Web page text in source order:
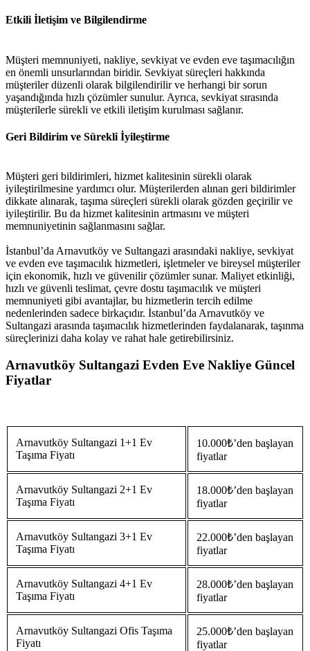
Etkili İletişim ve Bilgilendirme
Müşteri memnuniyeti, nakliye, sevkiyat ve evden eve taşımacılığın
en önemli unsurlarından biridir. Sevkiyat süreçleri hakkında
müşteriler düzenli olarak bilgilendirilir ve herhangi bir sorun
yaşandığında hızlı çözümler sunulur. Ayrıca, sevkiyat sırasında
müşterilerle sürekli ve etkili iletişim kurulması sağlanır.
Geri Bildirim ve Sürekli İyileştirme
Müşteri geri bildirimleri, hizmet kalitesinin sürekli olarak
iyileştirilmesine yardımcı olur. Müşterilerden alınan geri bildirimler
dikkate alınarak, taşıma süreçleri sürekli olarak gözden geçirilir ve
iyileştirilir. Bu da hizmet kalitesinin artmasını ve müşteri
memnuniyetinin sağlanmasını sağlar.
İstanbul’da Arnavutköy ve Sultangazi arasındaki nakliye, sevkiyat
ve evden eve taşımacılık hizmetleri, işletmeler ve bireysel müşteriler
için ekonomik, hızlı ve güvenilir çözümler sunar. Maliyet etkinliği,
hızlı ve güvenli teslimat, çevre dostu taşımacılık ve müşteri
memnuniyeti gibi avantajlar, bu hizmetlerin tercih edilme
nedenlerinden sadece birkaçıdır. İstanbul’da Arnavutköy ve
Sultangazi arasında taşımacılık hizmetlerinden faydalanarak, taşınma
süreçlerinizi daha kolay ve rahat hale getirebilirsiniz.
Arnavutköy Sultangazi Evden Eve Nakliye Güncel
Fiyatlar
Arnavutköy Sultangazi 1+1 Ev
Taşıma Fiyatı
10.000₺’den başlayan
fiyatlar
Arnavutköy Sultangazi 2+1 Ev
Taşıma Fiyatı
18.000₺’den başlayan
fiyatlar
Arnavutköy Sultangazi 3+1 Ev
Taşıma Fiyatı
22.000₺’den başlayan
fiyatlar
Arnavutköy Sultangazi 4+1 Ev
Taşıma Fiyatı
28.000₺’den başlayan
fiyatlar
Arnavutköy Sultangazi Ofis Taşıma
Fiyatı
25.000₺’den başlayan
fiyatlar